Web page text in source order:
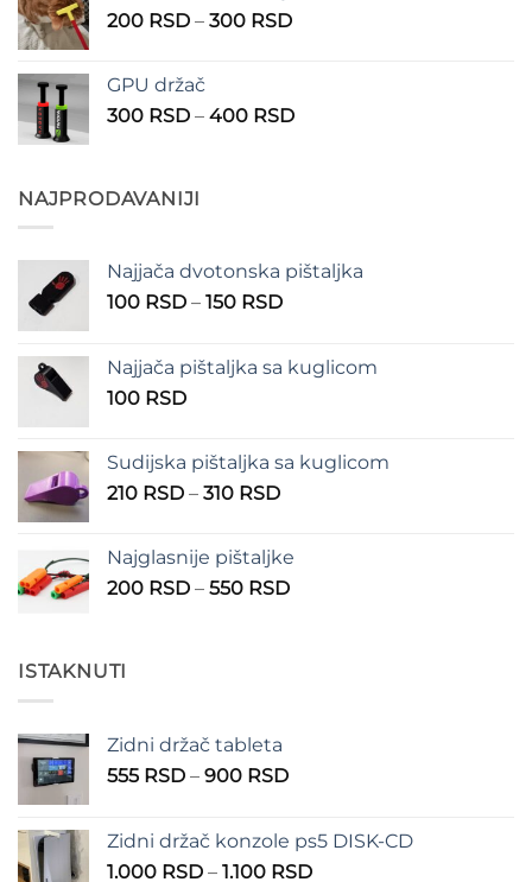
do
200 RSD – 300 RSDRaspon
do
GPU držač
300 RSD – 400 RSDRaspon
NAJPRODAVANIJI
Najjača dvotonska pištaljka
100 RSD – 150 RSDRaspon
100 RSD
Najjača pištaljka sa kuglicom
100 RSD
Sudijska pištaljka sa kuglicom
210 RSD – 310 RSDRaspon
210 RSD
do
Najglasnije pištaljke
200 RSD – 550 RSDRaspon
ISTAKNUTI
Zidni držač tableta
555 RSD – 900 RSDRaspon
555 RSD
do
Zidni držač konzole ps5 DISK-CD
1.000 RSD – 1.100 RSDRaspon